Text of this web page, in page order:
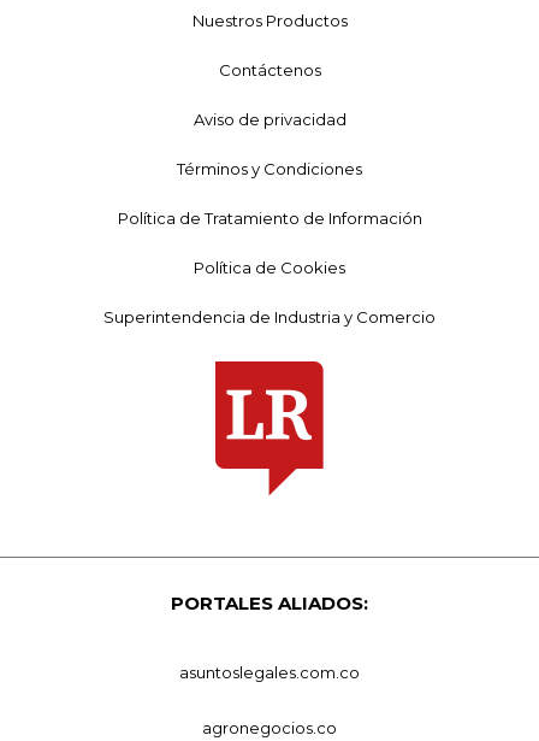
Nuestros Productos
Contáctenos
Aviso de privacidad
Términos y Condiciones
Política de Tratamiento de Información
Política de Cookies
Superintendencia de Industria y Comercio
PORTALES ALIADOS:
asuntoslegales.com.co
agronegocios.co